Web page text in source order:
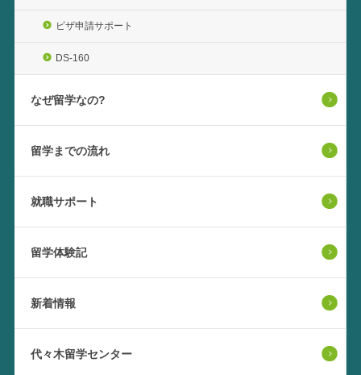
ビザ申請サポート
DS-160
なぜ留学なの?
留学までの流れ
就職サポート
留学体験記
新着情報
代々木留学センター